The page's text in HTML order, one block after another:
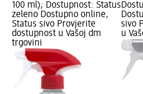
100 ml); Dostupnost: Status
zeleno Dostupno online,
Status sivo Provjerite
dostupnost u Vašoj dm
trgovini
sivo
u